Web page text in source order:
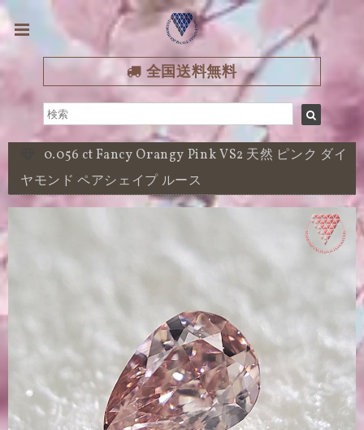
全国送料無料
0.056 ct Fancy Orangy Pink VS2 天然 ピンク ダイ
ヤモンド ペアシェイプ ルース